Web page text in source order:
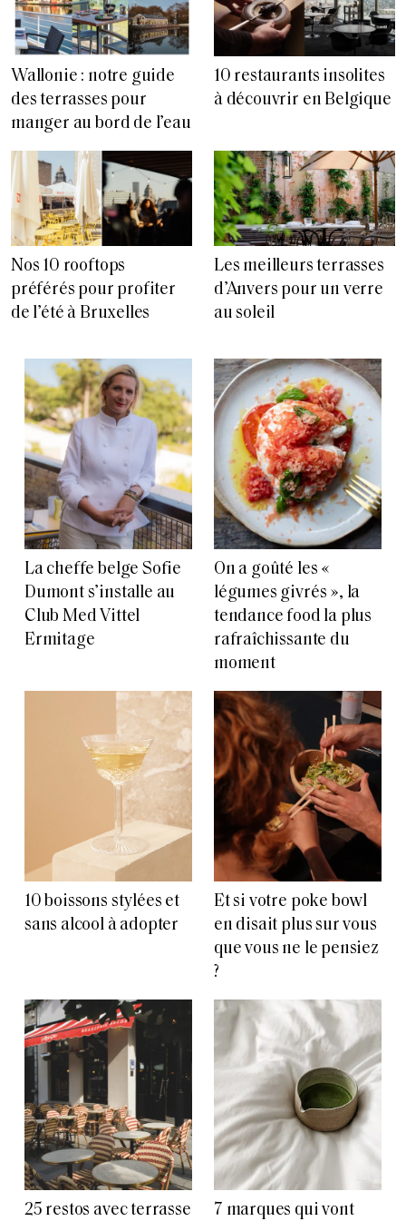
Wallonie : notre guide
des terrasses pour
manger au bord de l’eau
10 restaurants insolites
à découvrir en Belgique
Nos 10 rooftops
préférés pour profiter
de l’été à Bruxelles
Les meilleurs terrasses
d’Anvers pour un verre
au soleil
La cheffe belge Sofie
Dumont s’installe au
Club Med Vittel
Ermitage
On a goûté les «
légumes givrés », la
tendance food la plus
rafraîchissante du
moment
10 boissons stylées et
sans alcool à adopter
Et si votre poke bowl
en disait plus sur vous
que vous ne le pensiez
?
25 restos avec terrasse
7 marques qui vont